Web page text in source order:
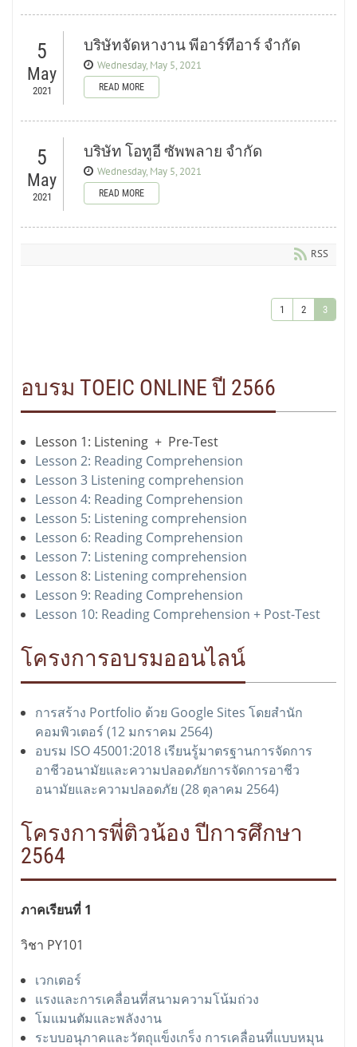
5
May
2021
บริษัทจัดหางาน พีอาร์ทีอาร์ จำกัด
Wednesday, May 5, 2021
READ MORE
5
May
2021
บริษัท โอทูอี ซัพพลาย จำกัด
Wednesday, May 5, 2021
READ MORE
RSS
1 2 3
อบรม TOEIC ONLINE ปี 2566
Lesson 1: Listening + Pre-Test
Lesson 2: Reading Comprehension
Lesson 3 Listening comprehension
Lesson 4: Reading Comprehension
Lesson 5: Listening comprehension
Lesson 6: Reading Comprehension
Lesson 7: Listening comprehension
Lesson 8: Listening comprehension
Lesson 9: Reading Comprehension
Lesson 10: Reading Comprehension + Post-Test
โครงการอบรมออนไลน์
การสร้าง Portfolio ด้วย Google Sites โดยสำนัก
คอมพิวเตอร์ (12 มกราคม 2564)
อบรม ISO 45001:2018 เรียนรู้มาตรฐานการจัดการ
อาชีวอนามัยและความปลอดภัยการจัดการอาชีว
อนามัยและความปลอดภัย (28 ตุลาคม 2564)
โครงการพี่ติวน้อง ปีการศึกษา
2564
ภาคเรียนที่ 1
วิชา PY101
เวกเตอร์
แรงและการเคลื่อนที่สนามความโน้มถ่วง
โมแมนตัมและพลังงาน
ระบบอนุภาคและวัตถุแข็งเกร็ง การเคลื่อนที่แบบหมุน